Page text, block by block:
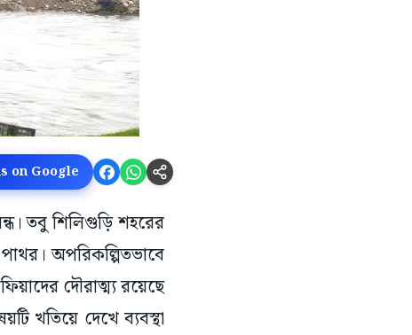
on Google
তবু শিলিগুড়ি শহরের
অপরিকল্পিতভাবে
দৌরাত্ম্য রয়েছে
খতিয়ে দেখে ব্যবস্থা